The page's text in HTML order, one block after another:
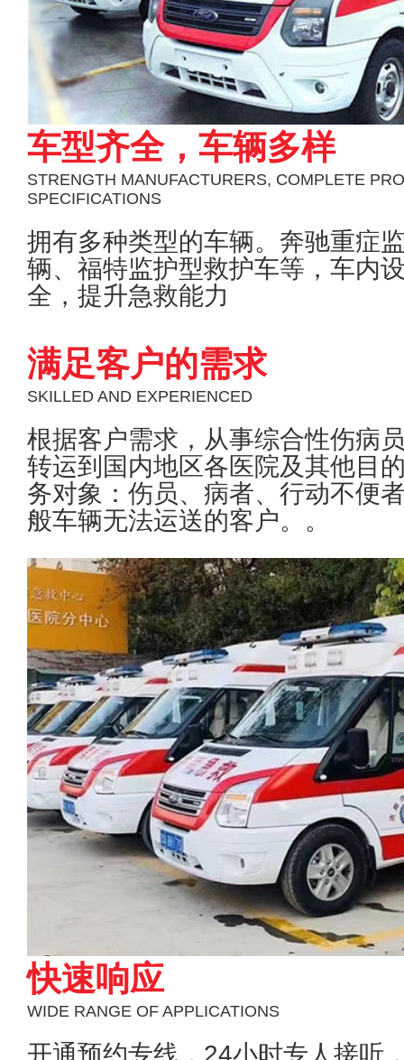
车型齐全，车辆多样
STRENGTH MANUFACTURERS, COMPLETE
SPECIFICATIONS
拥有多种类型的车辆。奔驰重症
辆、福特监护型救护车等，车内
全，提升急救能力
满足客户的需求
SKILLED AND EXPERIENCED
根据客户需求，从事综合性伤病
转运到国内地区各医院及其他目
务对象：伤员、病者、行动不便
般车辆无法运送的客户。。
快速响应
WIDE RANGE OF APPLICATIONS
开通预约专线，24小时专人接听